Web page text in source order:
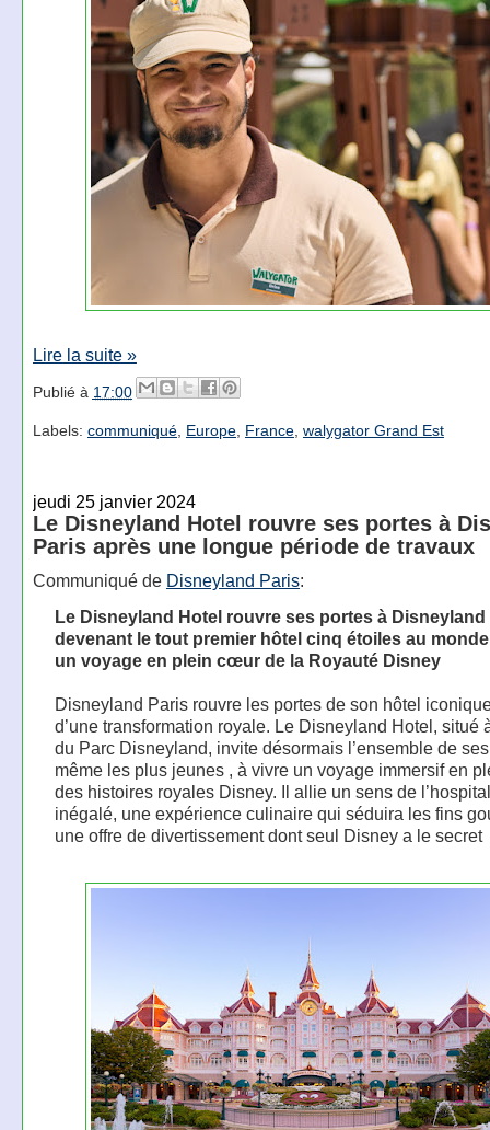
Lire la suite »
Publié à 17:00
Labels: communiqué, Europe, France, walygator Grand Est
jeudi 25 janvier 2024
Le Disneyland Hotel rouvre ses portes à
Paris après une longue période de travaux
Communiqué de Disneyland Paris:
Le Disneyland Hotel rouvre ses portes à Disneyland
devenant le tout premier hôtel cinq étoiles au
un voyage en plein cœur de la Royauté Disney
Disneyland Paris rouvre les portes de son hôtel
d’une transformation royale. Le Disneyland Hotel, situé
du Parc Disneyland, invite désormais l’ensemble de
même les plus jeunes , à vivre un voyage immersif en
des histoires royales Disney. Il allie un sens de
inégalé, une expérience culinaire qui séduira les fins
une offre de divertissement dont seul Disney a le secret